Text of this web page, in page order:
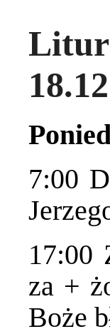
7:00
17:00
za +
Boże